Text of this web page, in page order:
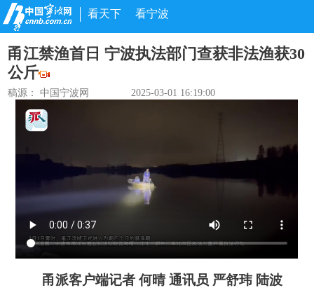
看天下 看宁波
甬江禁渔首日 宁波执法部门查获非法渔获30
公斤
稿源： 中国宁波网 2025-03-01 16:19:00
甬派客户端记者 何晴 通讯员 严舒玮 陆波